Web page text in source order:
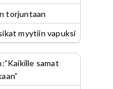
torjuntaan
myytiin vapuksi
samat